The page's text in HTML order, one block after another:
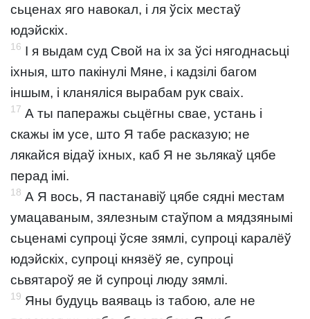
сьценах яго навокал, і ля ўсіх местаў
юдэйскіх.
16 І я выдам суд Свой на іх за ўсі нягоднасьці
іхныя, што пакінулі Мяне, і кадзілі багом
іншым, і кланяліся вырабам рук сваіх.
17 А ты паперажы сьцёгны свае, устань і
скажы ім усе, што Я табе расказую; не
лякайся відаў іхных, каб Я не зьлякаў цябе
перад імі.
18 А Я вось, Я пастанавіў цябе сядні местам
умацаваным, зялезным стаўпом а мядзянымі
сьценамі супроці ўсяе зямлі, супроці каралёў
юдэйскіх, супроці князёў яе, супроці
сьвятароў яе й супроці люду зямлі.
19 Яны будуць ваяваць із табою, але не